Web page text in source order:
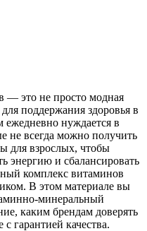
— это не просто модная
поддержания здоровья в
нуждается в
не всегда можно получить
для взрослых, чтобы
энергию и сбалансировать
комплекс витаминов
В этом материале вы
минеральный
каким брендам доверять
с гарантией качества.